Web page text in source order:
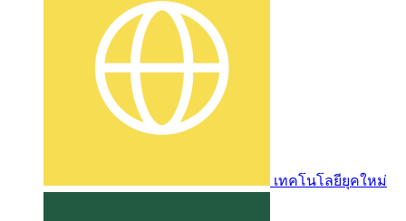
เทคโนโลยียุคใหม่